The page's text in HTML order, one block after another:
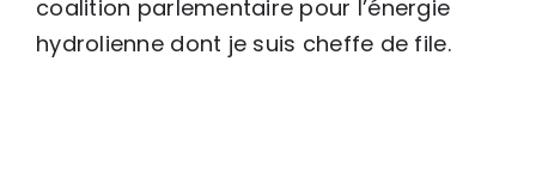
coalition parlementaire pour l’énergie
hydrolienne dont je suis cheffe de file.